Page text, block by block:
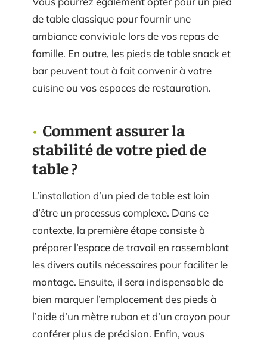
de table classique pour fournir une
ambiance conviviale lors de vos repas de
famille. En outre, les pieds de table snack et
bar peuvent tout à fait convenir à votre
cuisine ou vos espaces de restauration.
Comment assurer la
stabilité de votre pied de
table ?
L’installation d’un pied de table est loin
d’être un processus complexe. Dans ce
contexte, la première étape consiste à
préparer l’espace de travail en rassemblant
les divers outils nécessaires pour faciliter le
montage. Ensuite, il sera indispensable de
bien marquer l’emplacement des pieds à
l’aide d’un mètre ruban et d’un crayon pour
conférer plus de précision. Enfin, vous